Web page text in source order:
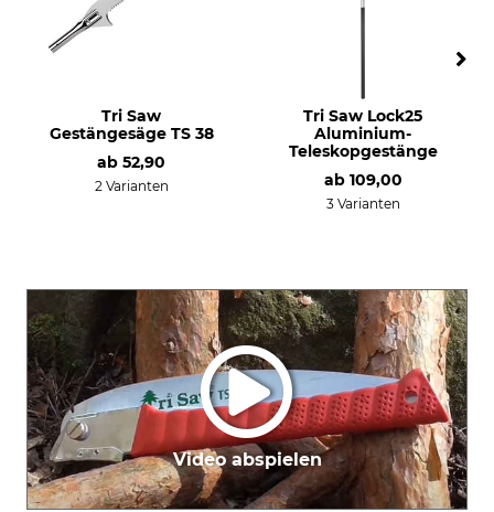
Tri Saw
Gestängesäge TS 38
ab 52,90
2 Varianten
Tri Saw Lock25
Aluminium-
Teleskopgestänge
ab 109,00
3 Varianten
Video abspielen